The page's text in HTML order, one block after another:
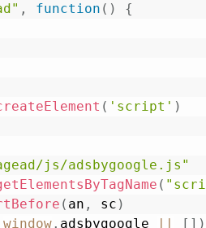
, function ( )
{
( 'script' )
js/adsbygoogle.js"
(
( an , sc )
window. adsbygoogle || [ ] )